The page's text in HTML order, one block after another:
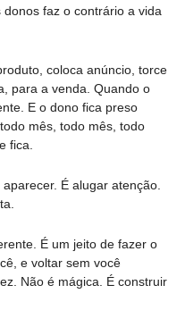
faz o contrário a vida
coloca anúncio, torce
para a venda. Quando o
E o dono fica preso
mês, todo mês, todo
fica.
É alugar atenção.
É um jeito de fazer o
e voltar sem você
Não é mágica. É construir